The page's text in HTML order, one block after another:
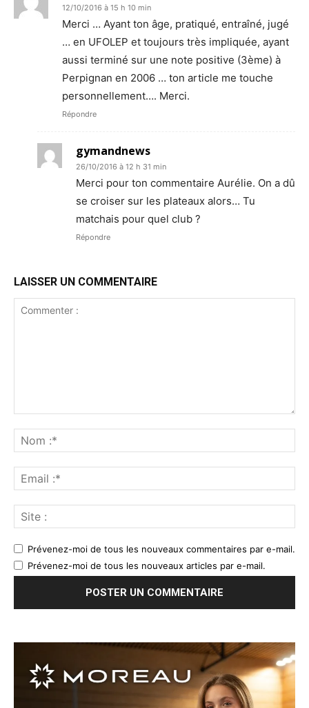
12/10/2016 à 15 h 10 min
Merci … Ayant ton âge, pratiqué, entraîné, jugé
… en UFOLEP et toujours très impliquée, ayant
aussi terminé sur une note positive (3ème) à
Perpignan en 2006 … ton article me touche
personnellement…. Merci.
Répondre
gymandnews
26/10/2016 à 12 h 31 min
Merci pour ton commentaire Aurélie. On a dû
se croiser sur les plateaux alors… Tu
matchais pour quel club ?
Répondre
LAISSER UN COMMENTAIRE
Prévenez-moi de tous les nouveaux commentaires par e-mail.
Prévenez-moi de tous les nouveaux articles par e-mail.